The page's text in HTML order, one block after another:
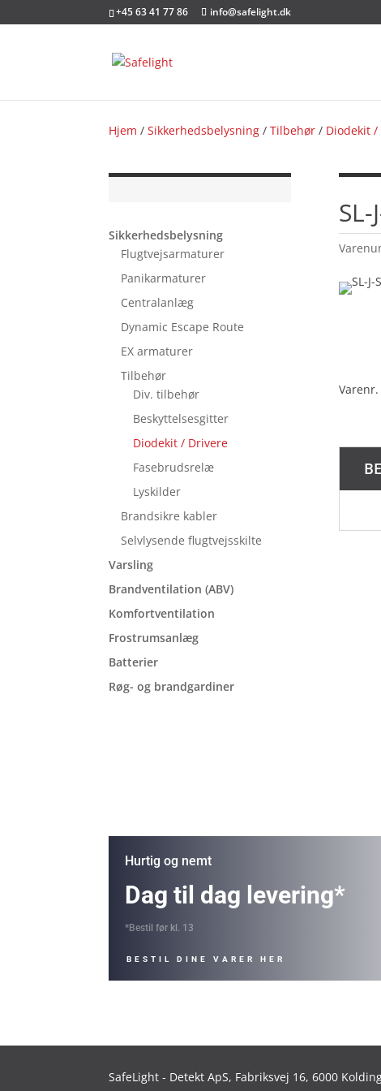
+45 63 41 77 86 info@safelight.dk
Hjem /Sikkerhedsbelysning /Tilbehør / Diodekit
Sikkerhedsbelysning
Flugtvejsarmaturer
Panikarmaturer
Centralanlæg
Dynamic Escape Route
EX armaturer
Tilbehør
Div. tilbehør
Beskyttelsesgitter
Diodekit / Drivere
Fasebrudsrelæ
Lyskilder
Brandsikre kabler
Selvlysende flugtvejsskilte
Varsling
Brandventilation (ABV)
Komfortventilation
Frostrumsanlæg
Batterier
Røg- og brandgardiner
Hurtig og nemt
Dag til dag levering*
*Bestil før kl. 13
BESTIL DINE VARER HER
SafeLight - Detekt ApS, Fabriksvej 16, 6000